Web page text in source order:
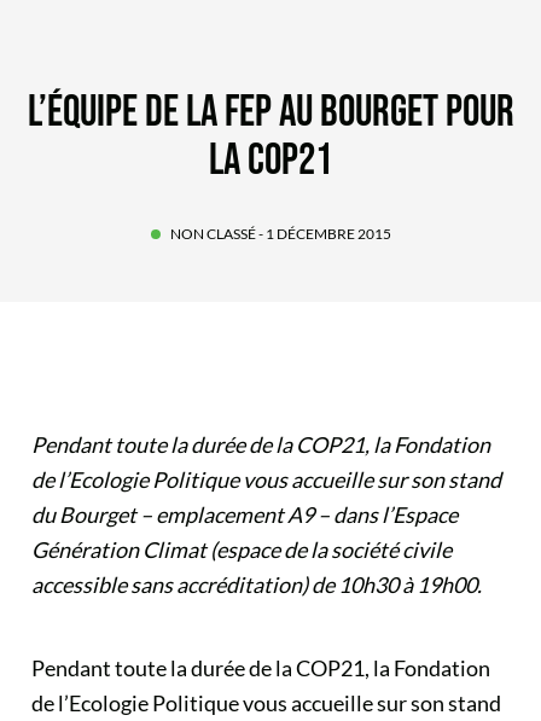
L’ÉQUIPE DE LA FEP AU BOURGET POUR
LA COP21
NON CLASSÉ- 1 DÉCEMBRE 2015
Pendant toute la durée de la COP21, la Fondation
de l’Ecologie Politique vous accueille sur son stand
du Bourget – emplacement A9 – dans l’Espace
Génération Climat (espace de la société civile
accessible sans accréditation) de 10h30 à 19h00.
Pendant toute la durée de la COP21, la Fondation
de l’Ecologie Politique vous accueille sur son stand